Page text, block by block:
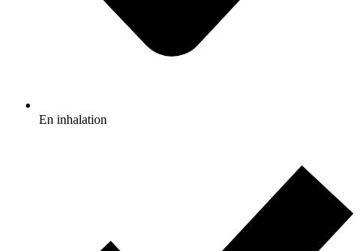
En inhalation